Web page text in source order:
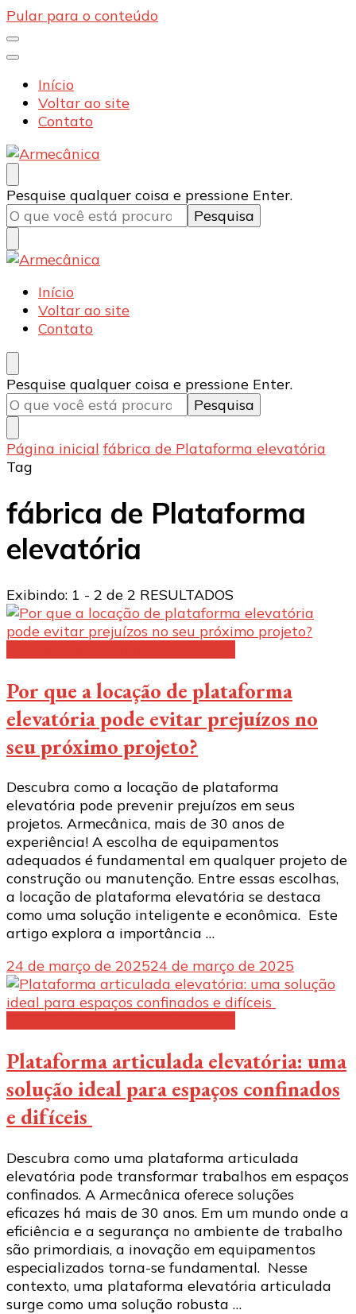
Pular para o conteúdo
Início
Voltar ao site
Contato
Armecânica
Blog
Procurando
algo?
Pesquise qualquer coisa e pressione Enter.
Armecânica
Blog
Início
Voltar ao site
Contato
Procurando
algo?
Pesquise qualquer coisa e pressione Enter.
Página inicial fábrica de Plataforma elevatória
Tag
fábrica de Plataforma
elevatória
Exibindo: 1 - 2 de 2 RESULTADOS
Por que a locação de plataforma
elevatória pode evitar prejuízos no
seu próximo projeto?
Descubra como a locação de plataforma
elevatória pode prevenir prejuízos em seus
projetos. Armecânica, mais de 30 anos de
experiência! A escolha de equipamentos
adequados é fundamental em qualquer projeto de
construção ou manutenção. Entre essas escolhas,
a locação de plataforma elevatória se destaca
como uma solução inteligente e econômica. Este
artigo explora a importância …
24 de março de 202524 de março de 2025
Plataforma articulada elevatória: uma
solução ideal para espaços confinados
e difíceis
Descubra como uma plataforma articulada
elevatória pode transformar trabalhos em espaços
confinados. A Armecânica oferece soluções
eficazes há mais de 30 anos. Em um mundo onde a
eficiência e a segurança no ambiente de trabalho
são primordiais, a inovação em equipamentos
especializados torna-se fundamental. Nesse
contexto, uma plataforma elevatória articulada
surge como uma solução robusta …